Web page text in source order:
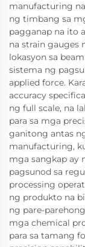
manufacturing
ng timbang sa
pagganap na ito
na strain gauges
lokasyon sa
sistema ng
applied force.
accuracy
ng full scale, na
para sa mga
ganitong antas
manufacturing,
mga sangkap ay
pagsunod sa
processing
ng produkto na
ng pare-
mga chemical
para sa tamang